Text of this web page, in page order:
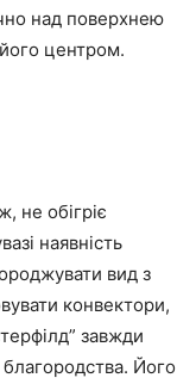
над поверхнею
центром.
не обігріє
наявність
вид з
конвектори,
завжди
Його